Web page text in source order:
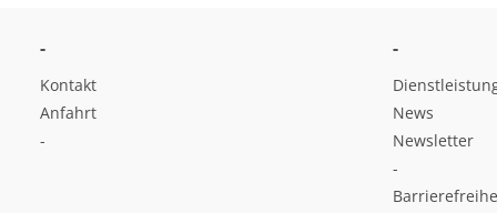
-
Kontakt
Anfahrt
-
-
News
Newsletter
-